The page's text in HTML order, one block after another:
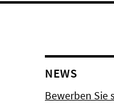
NEWS
Bewerben Sie